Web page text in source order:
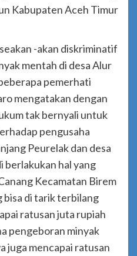
Kabupaten Aceh Timur
-akan diskriminatif
mentah di desa Alur
pemerhati
mengatakan dengan
tak bernyali untuk
pengusaha
Peurelak dan desa
berlakukan hal yang
Kecamatan Birem
bisa di tarik terbilang
ratusan juta rupiah
pengeboran minyak
juga mencapai ratusan